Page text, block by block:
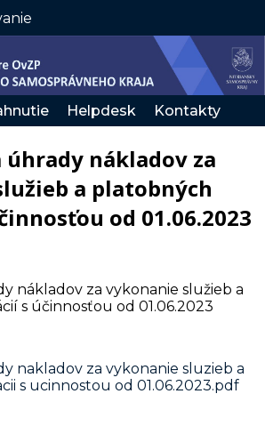
Helpdesk Kontakty
úhrady nákladov za
a platobných
od 01.06.2023
nákladov za vykonanie služieb a
s účinnosťou od 01.06.2023
nakladov za vykonanie sluzieb a
s ucinnostou od 01.06.2023.pdf